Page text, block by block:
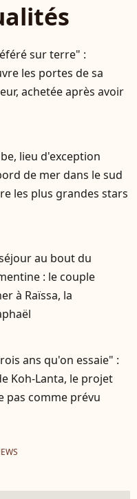
sur terre" :
les portes de sa
achetée après avoir
lieu d'exception
de mer dans le sud
les plus grandes stars
au bout du
: le couple
à Raïssa, la
ans qu'on essaie" :
Koh-Lanta, le projet
pas comme prévu